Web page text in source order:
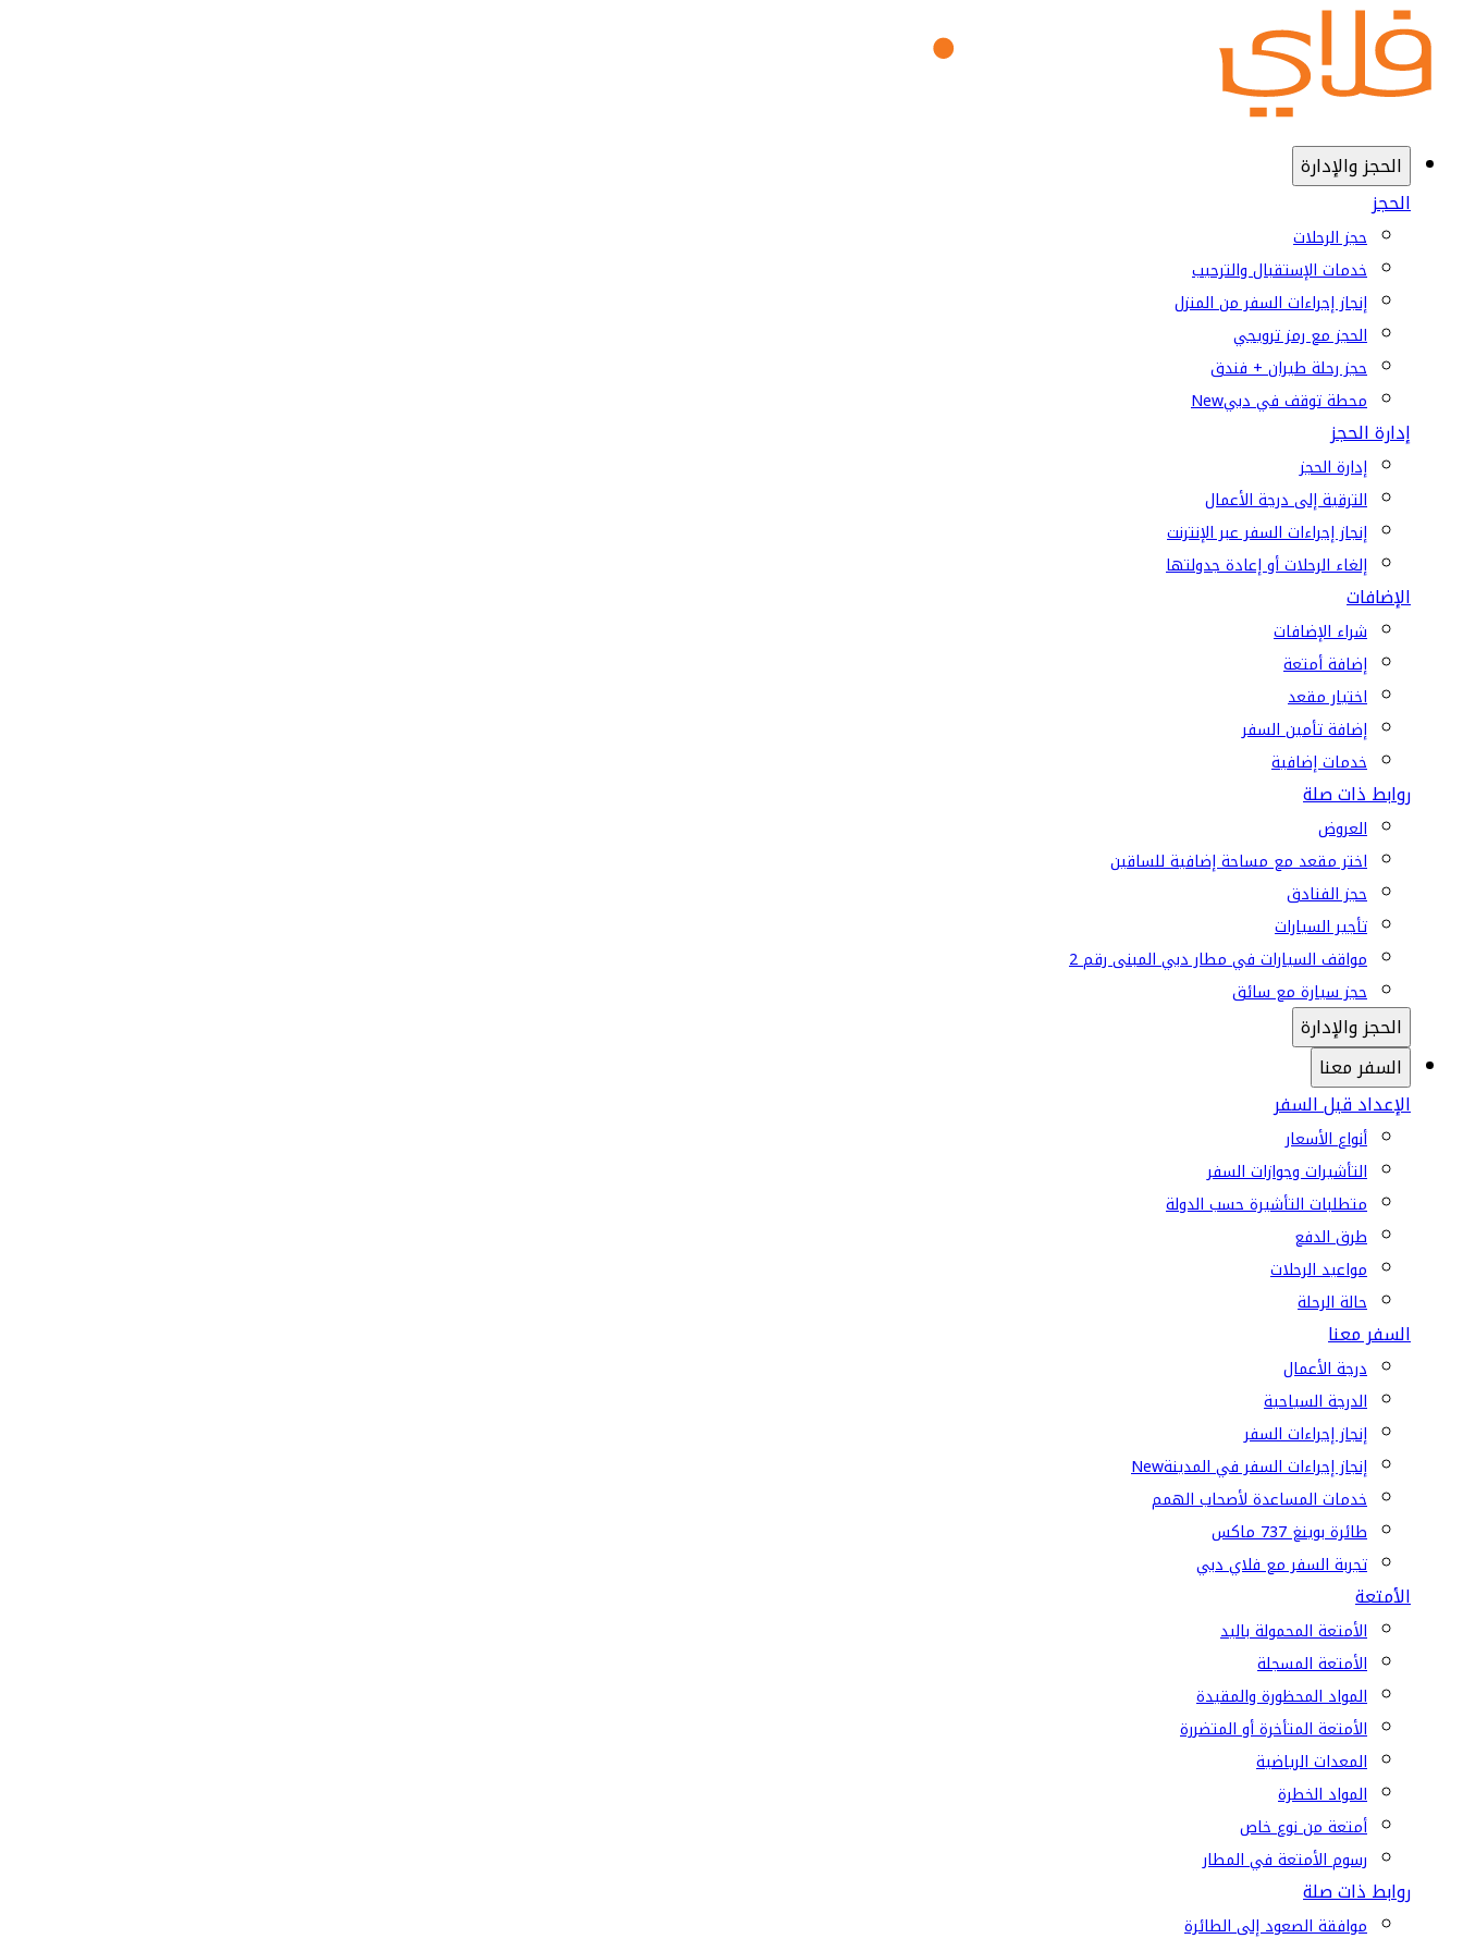
الحجز والإدارة
الحجز
حجز الرحلات
خدمات الإستقبال والترحيب
إنجاز إجراءات السفر من المنزل
الحجز مع رمز ترويجي
حجز رحلة طيران + فندق
محطة توقف في دبيNew
إدارة الحجز
إدارة الحجز
الترقية إلى درجة الأعمال
إنجاز إجراءات السفر عبر الإنترنت
إلغاء الرحلات أو إعادة جدولتها
الإضافات
شراء الإضافات
إضافة أمتعة
اختيار مقعد
إضافة تأمين السفر
خدمات إضافية
روابط ذات صلة
العروض
اختر مقعد مع مساحة إضافية للساقين
حجز الفنادق
تأجير السيارات
مواقف السيارات في مطار دبي المبنى رقم 2
حجز سيارة مع سائق
الحجز والإدارة
السفر معنا
الإعداد قبل السفر
أنواع الأسعار
التأشيرات وجوازات السفر
متطلبات التأشيرة حسب الدولة
طرق الدفع
مواعيد الرحلات
حالة الرحلة
السفر معنا
درجة الأعمال
الدرجة السياحية
إنجاز إجراءات السفر
إنجاز إجراءات السفر في المدينةNew
خدمات المساعدة لأصحاب الهمم
طائرة بوينغ 737 ماكس
تجربة السفر مع فلاي دبي
الأمتعة
الأمتعة المحمولة باليد
الأمتعة المسجلة
المواد المحظورة والمقيدة
الأمتعة المتأخرة أو المتضررة
المعدات الرياضية
المواد الخطرة
أمتعة من نوع خاص
رسوم الأمتعة في المطار
روابط ذات صلة
موافقة الصعود إلى الطائرة